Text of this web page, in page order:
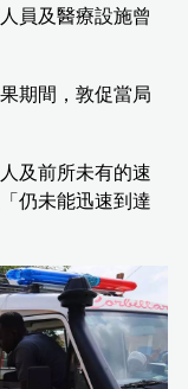
員及醫療設施曾
期間，敦促當局
及前所未有的速
仍未能迅速到達